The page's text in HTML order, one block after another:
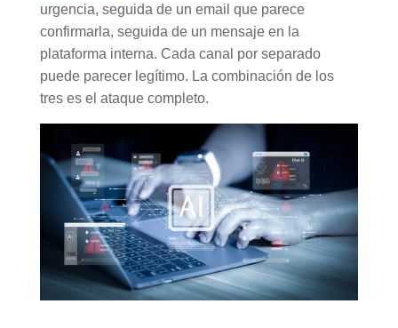
urgencia, seguida de un email que parece
confirmarla, seguida de un mensaje en la
plataforma interna. Cada canal por separado
puede parecer legítimo. La combinación de los
tres es el ataque completo.